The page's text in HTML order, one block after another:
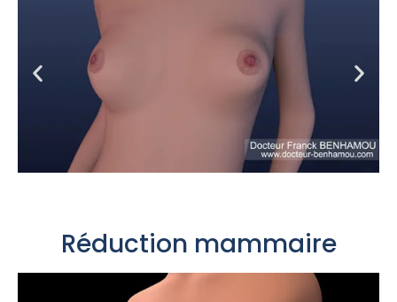
Réduction mammaire